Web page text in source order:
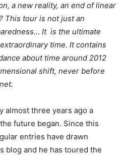
a new reality, an end of linear
This tour is not just an
It is the ultimate
time. It contains
about time around 2012
shift, never before
almost three years ago a
future began. Since this
entries have drawn
blog and he has toured the